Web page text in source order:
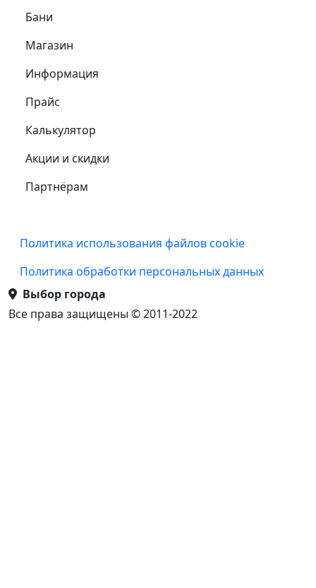
Самое важное
Бани
Магазин
Информация
Прайс
Калькулятор
Акции и скидки
Партнёрам
Подвал
Политика использования файлов cookie
Политика обработки персональных данных
Выбор города
Все права защищены © 2011-2022